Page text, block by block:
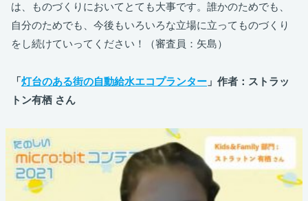
は、ものづくりにおいてとても大事です。誰かのためでも、
自分のためでも、今後もいろいろな立場に立ってものづくり
をし続けていってください！（審査員：矢島）
「灯台のある街の自動給水エコプランター 」作者：ストラッ
トン有栖 さん